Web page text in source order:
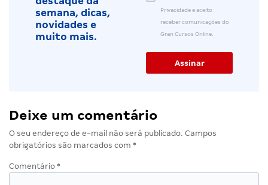
semana, dicas,
novidades e
muito mais.
Privacidade e aceito
receber comunicações do
Gran Cursos Online.
Deixe um comentário
O seu endereço de e-mail não será publicado. Campos
obrigatórios são marcados com *
Comentário *